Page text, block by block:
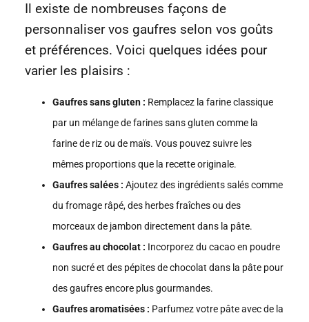
Il existe de nombreuses façons de
personnaliser vos gaufres selon vos goûts
et préférences. Voici quelques idées pour
varier les plaisirs :
Gaufres sans gluten : Remplacez la farine classique
par un mélange de farines sans gluten comme la
farine de riz ou de maïs. Vous pouvez suivre les
mêmes proportions que la recette originale.
Gaufres salées : Ajoutez des ingrédients salés comme
du fromage râpé, des herbes fraîches ou des
morceaux de jambon directement dans la pâte.
Gaufres au chocolat : Incorporez du cacao en poudre
non sucré et des pépites de chocolat dans la pâte pour
des gaufres encore plus gourmandes.
Gaufres aromatisées : Parfumez votre pâte avec de la